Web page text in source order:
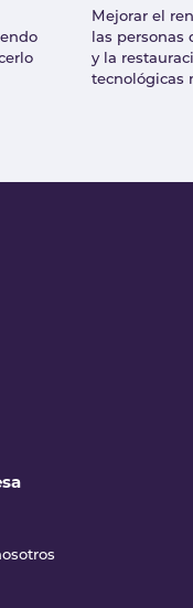
Mejorar el
las personas
y la
tecnológicas